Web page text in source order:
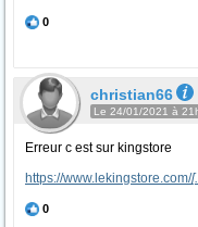
0
christian66
Le 24/01/2021 à
Erreur c est sur kingstore
https://www.lekingstore.com/
0